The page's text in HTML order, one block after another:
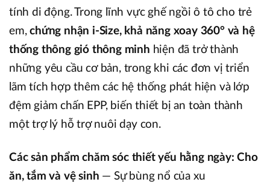
tính di động. Trong lĩnh vực ghế ngồi ô tô cho trẻ
em,chứng nhận i-Size, khả năng xoay 360° và hệ
thống thông gió thông minh hiện đã trở thành
những yêu cầu cơ bản, trong khi các đơn vị triển
lãm tích hợp thêm các hệ thống phát hiện và lớp
đệm giảm chấn EPP, biến thiết bị an toàn thành
một trợ lý hỗ trợ nuôi dạy con.
Các sản phẩm chăm sóc thiết yếu hằng ngày: Cho
ăn, tắm và vệ sinh — Sự bùng nổ của xu